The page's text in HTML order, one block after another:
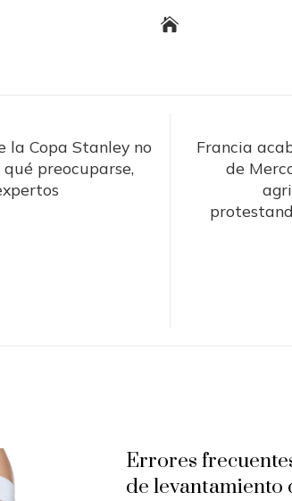
la Copa Stanley no
preocuparse,
Francia
de
Errores
de levantamiento